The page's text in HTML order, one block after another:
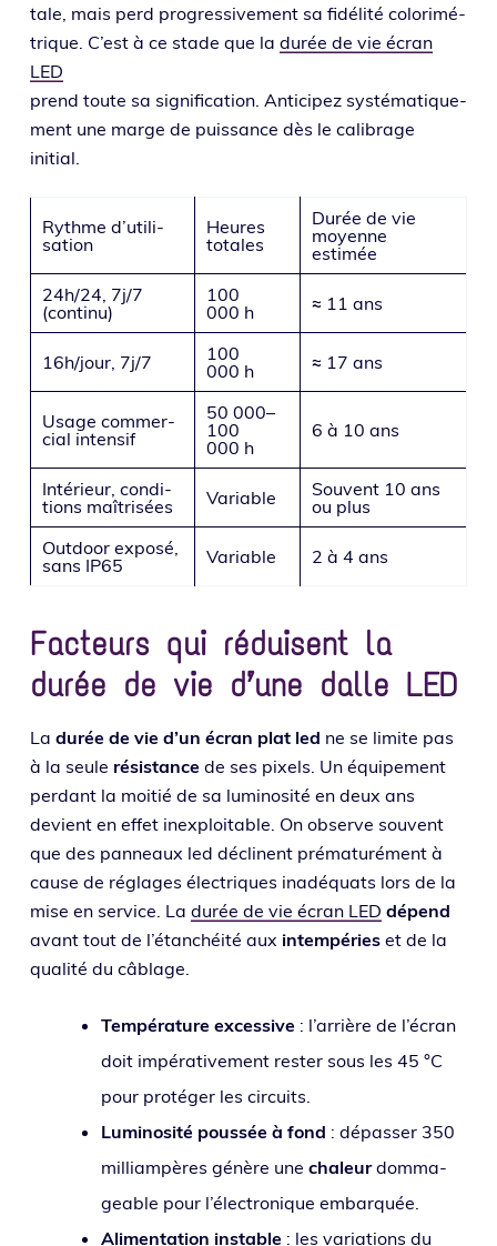
tale, mais perd pro­gres­si­ve­ment sa fidé­li­té colo­ri­mé­
trique. C’est à ce stade que la durée de vie écran
LED
prend toute sa signi­fi­ca­tion. Anticipez sys­té­ma­ti­que­
ment une marge de puis­sance dès le cali­brage
initial.
Rythme d’u­ti­li­
sa­tion
Heures
totales
Durée de vie
moyenne
estimée
24h/24, 7j/7
(conti­nu)
100
000 h
≈ 11 ans
16h/jour, 7j/7
100
000 h
≈ 17 ans
Usage com­mer­
cial intensif
50 000–
100
000 h
6 à 10 ans
Intérieur, condi­
tions maîtrisées
Variable
Souvent 10 ans
ou plus
Outdoor expo­sé,
sans IP65
Variable 2 à 4 ans
Facteurs qui réduisent la
durée de vie d’une dalle LED
La durée de vie d’un écran plat led ne se limite pas
à la seule résis­tance de ses pixels. Un équi­pe­ment
per­dant la moi­tié de sa lumi­no­si­té en deux ans
devient en effet inex­ploi­table. On observe sou­vent
que des pan­neaux led déclinent pré­ma­tu­ré­ment à
cause de réglages élec­triques inadé­quats lors de la
mise en ser­vice. La durée de vie écran LED dépend
avant tout de l’é­tan­chéi­té aux intem­pé­rieset de la
qua­li­té du câblage.
Température exces­sive : l’ar­rière de l’é­cran
doit impé­ra­ti­ve­ment res­ter sous les 45 °C
pour pro­té­ger les circuits.
Luminosité pous­sée à fond : dépas­ser 350
mil­li­am­pères génère une cha­leurdom­ma­
geable pour l’élec­tro­nique embarquée.
Alimentation instable : les varia­tions du